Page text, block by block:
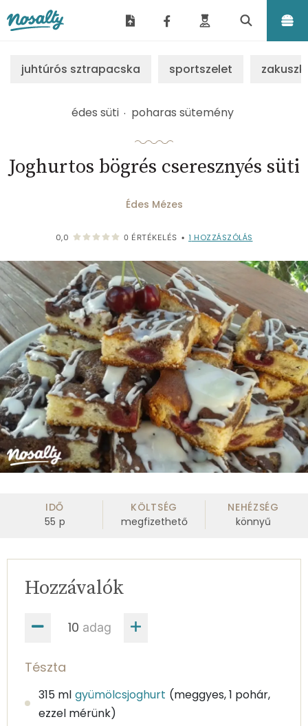
juhtúrós sztrapacska sportszelet
édes süti poharas sütemény
Joghurtos bögrés cseresznyés süti
Édes Mézes
0,0 0 ÉRTÉKELÉS • 1 HOZZÁSZÓLÁS
IDŐ
55 p
KÖLTSÉG
megfizethető
NEHÉZSÉG
könnyű
adag
Hozzávalók
Tészta
315 ml gyümölcsjoghurt (meggyes, 1 pohár,
ezzel mérünk)